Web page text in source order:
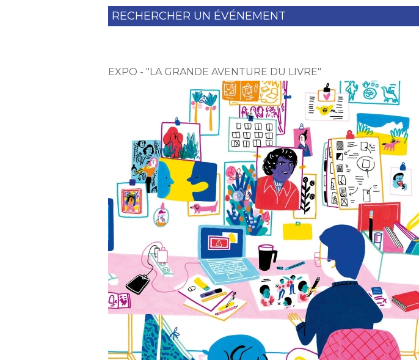
RECHERCHER UN ÉVÉNEMENT
EXPO - "LA GRANDE AVENTURE DU LIVRE"